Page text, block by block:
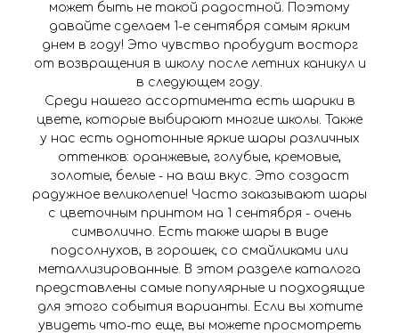
может быть не такой радостной. Поэтому
давайте сделаем 1-е сентября самым ярким
днем в году! Это чувство пробудит восторг
от возвращения в школу после летних каникул и
в следующем году.
Среди нашего ассортимента есть шарики в
цвете, которые выбирают многие школы. Также
у нас есть однотонные яркие шары различных
оттенков: оранжевые, голубые, кремовые,
золотые, белые - на ваш вкус. Это создаст
радужное великолепие! Часто заказывают шары
с цветочным принтом на 1 сентября - очень
символично. Есть также шары в виде
подсолнухов, в горошек, со смайликами или
металлизированные. В этом разделе каталога
представлены самые популярные и подходящие
для этого события варианты. Если вы хотите
увидеть что-то еще, вы можете просмотреть